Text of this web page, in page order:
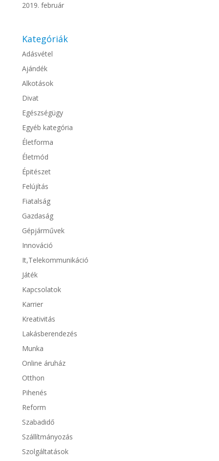
2019. február
Kategóriák
Adásvétel
Ajándék
Alkotások
Divat
Egészségügy
Egyéb kategória
Életforma
Életmód
Épitészet
Felújítás
Fiatalság
Gazdaság
Gépjárművek
Innováció
It,Telekommunikáció
Játék
Kapcsolatok
Karrier
Kreativitás
Lakásberendezés
Munka
Online áruház
Otthon
Pihenés
Reform
Szabadidő
Szállítmányozás
Szolgáltatások